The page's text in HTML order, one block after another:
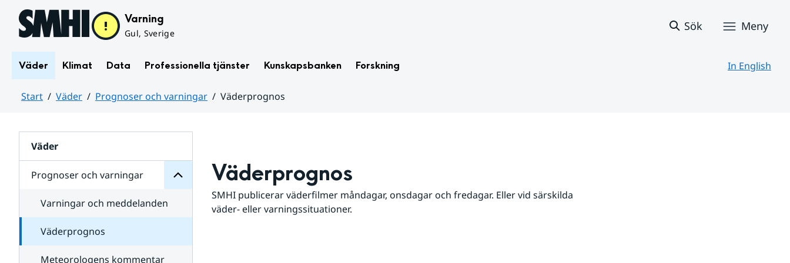
Hoppa till sidans innehåll Varning
Gul, Sverige
Sök Meny
Väder Klimat Data Professionella tjänster Kunskapsbanken Forskning In English
Start Väder Prognoser och varningar
Väderprognos
Väder
Prognoser och varningar
för
varningar
Varningar och meddelanden
Väderprognos
Meteorologens kommentar
Väderprognos
SMHI publicerar väderfilmer måndagar, onsdagar och fredagar. Eller vid särskilda
väder- eller varningssituationer.